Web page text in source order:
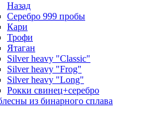
Назад
Серебро 999 пробы
Кари
Трофи
Ятаган
Silver heavy "Classic"
Silver heavy "Frog"
Silver heavy "Long"
Рокки свинец+серебро
из бинарного сплава